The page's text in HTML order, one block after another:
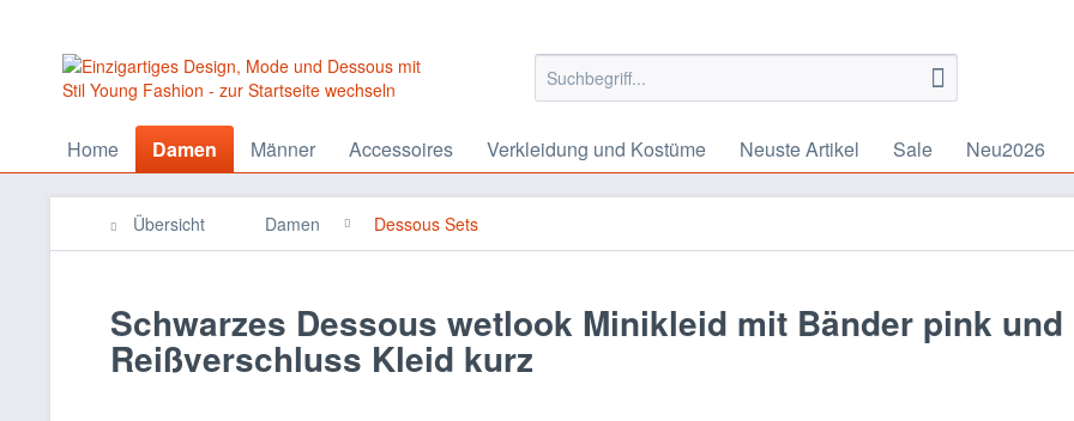
Home Damen Männer Accessoires Verkleidung und Kostüme Neuste Artikel Sale Neu2026
Übersicht Damen Dessous Sets
Schwarzes Dessous wetlook Minikleid mit Bänder pink und
Reißverschluss Kleid kurz